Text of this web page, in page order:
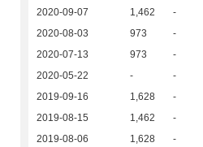
2020-09-07
1,462 -
2020-08-03
973 -
2020-07-13
973 -
2020-05-22
- -
2019-09-16
1,628 -
2019-08-15
1,462 -
2019-08-06
1,628 -